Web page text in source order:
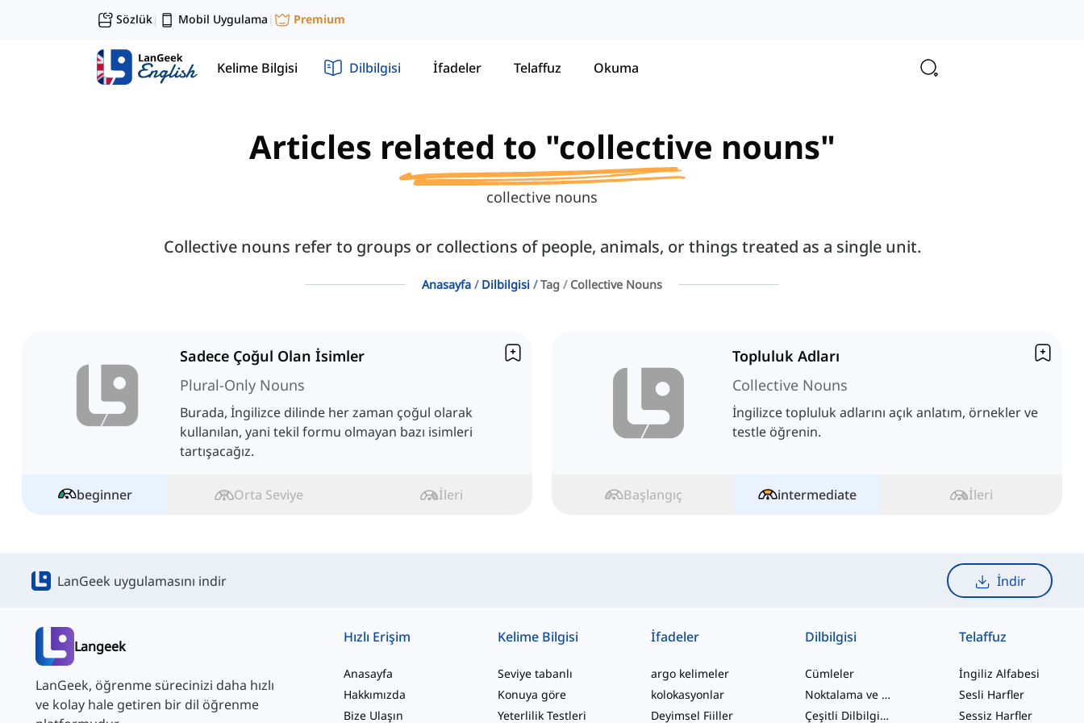
Sözlük| Mobil Uygulama | Premium
Kelime Bilgisi Dilbilgisi İfadeler Telaffuz Okuma
Articles related to "collective nouns"
collective nouns
Collective nouns refer to groups or collections of people, animals, or things treated as a single unit.
Anasayfa Dilbilgisi Tag Collective Nouns
Sadece Çoğul Olan İsimler
Plural-Only Nouns
Burada, İngilizce dilinde her zaman çoğul olarak
kullanılan, yani tekil formu olmayan bazı isimleri
tartışacağız.
beginner Orta Seviye İleri
Topluluk Adları
Collective Nouns
İngilizce topluluk adlarını açık anlatım, örnekler ve
testle öğrenin.
Başlangıç intermediate İleri
LanGeek uygulamasını indir İndir
Langeek
LanGeek, öğrenme sürecinizi daha hızlı
ve kolay hale getiren bir dil öğrenme
Hızlı Erişim
Anasayfa
Hakkımızda
Bize Ulaşın
Kelime Bilgisi
Seviye tabanlı
Konuya göre
Yeterlilik Testleri
İfadeler
argo kelimeler
kolokasyonlar
Deyimsel Fiiller
Dilbilgisi
Cümleler
Noktalama ve Yazım
Çeşitli Dilbilgisi Konuları
Telaffuz
İngiliz Alfabesi
Sesli Harfler
Sessiz Harfler